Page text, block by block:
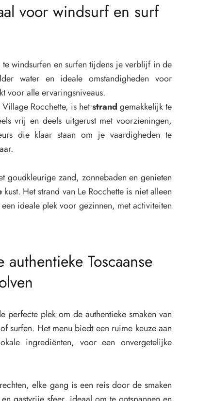
voor windsurf en surf
windsurfen en surfen tijdens je verblijf in de
water en ideale omstandigheden voor
voor alle ervaringsniveaus.
Rocchette, is hetstrand gemakkelijk te
vrij en deels uitgerust met voorzieningen,
die klaar staan om je vaardigheden te
goudkleurige zand, zonnebaden en genieten
kust. Het strand van Le Rocchette is niet alleen
ideale plek voor gezinnen, met activiteiten
Toscaanse
perfecte plek om de authentieke smaken van
surfen. Het menu biedt een ruime keuze aan
ingrediënten, voor een onvergetelijke
elke gang is een reis door de smaken